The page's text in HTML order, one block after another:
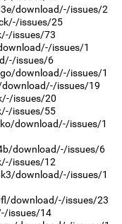
download/-/issues/2
issues/25
issues/73
issues/1
issues/6
download/-/issues/1
issues/19
issues/20
issues/55
download/-/issues/1
download/-/issues/6
issues/12
download/-/issues/1
download/-/issues/23
issues/14